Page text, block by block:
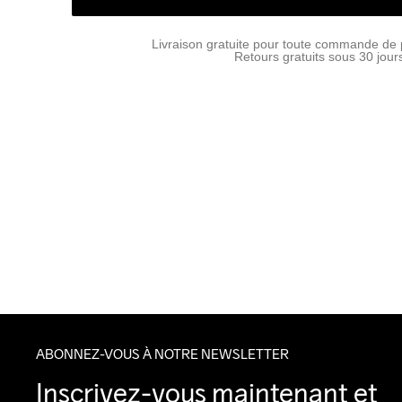
Livraison gratuite pour toute commande de
Retours gratuits sous 30
ABONNEZ-VOUS À NOTRE NEWSLETTER
Inscrivez-vous maintenant et